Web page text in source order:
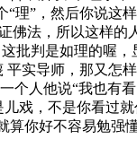
理”，然后你说这
佛法，所以这样的
批判是如理的喔，
实导师，那又怎
个人他说“我也有
戏，不是你看过
你好不容易勉强